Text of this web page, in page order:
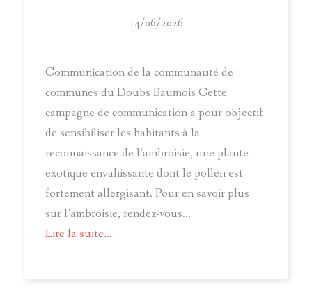
14/06/2026
Communication de la communauté de
communes du Doubs Baumois Cette
campagne de communication a pour objectif
de sensibiliser les habitants à la
reconnaissance de l’ambroisie, une plante
exotique envahissante dont le pollen est
fortement allergisant. Pour en savoir plus
sur l’ambroisie, rendez-vous...
Lire la suite...